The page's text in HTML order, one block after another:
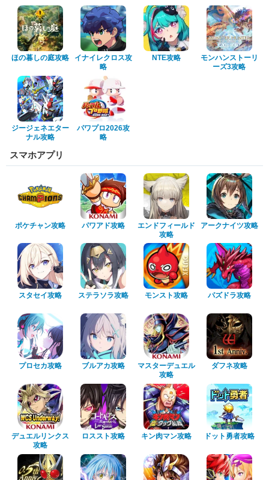
ほの暮しの庭攻略
イナイレクロス攻
略
NTE攻略
モンハンストーリ
ーズ3攻略
ジージェネエター
ナル攻略
パワプロ2026攻
略
スマホアプリ
ポケチャン攻略 パワアド攻略
エンドフィールド
攻略
アークナイツ攻略
スタセイ攻略 ステラソラ攻略 モンスト攻略 パズドラ攻略
プロセカ攻略 ブルアカ攻略
マスターデュエル
攻略
ダフネ攻略
デュエルリンクス
攻略
ロススト攻略 キン肉マン攻略 ドット勇者攻略